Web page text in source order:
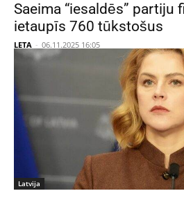
Saeima “iesaldēs” partiju
ietaupīs 760 tūkstošus
LETA - 06.11.2025 16:05
Latvija